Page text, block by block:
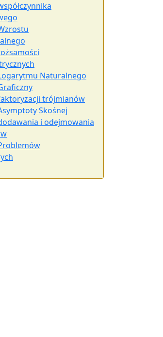
Naturalnego
trójmianów
Skośnej
i odejmowania